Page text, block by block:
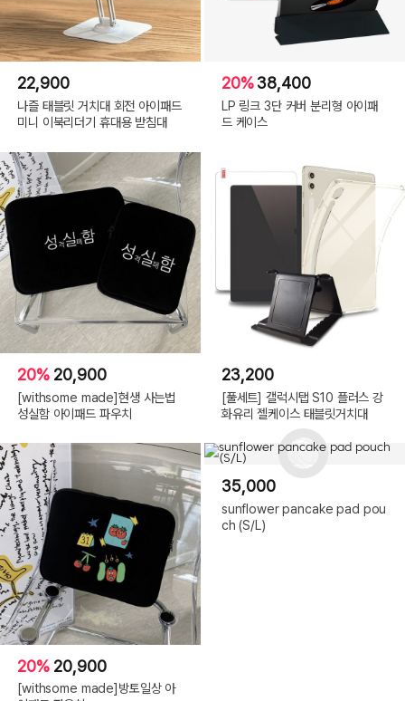
22,900
나즐 태블릿 거치대 회전 아이패드
미니 이북리더기 휴대용 받침대
20%38,400
LP 링크 3단 커버 분리형 아이패
드 케이스
20% 20,900
[withsome made]현생 사는법
성실함 아이패드 파우치
23,200
[풀세트] 갤럭시탭 S10 플러스 강
화유리 젤케이스 태블릿거치대
20% 20,900
[withsome made]방토일상 아
35,000
sunflower pancake pad pou
ch (S/L)